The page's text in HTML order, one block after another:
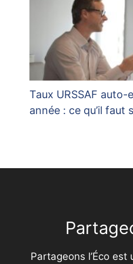
Taux URSSAF
année : ce qu’il faut
Partageons l’Éco